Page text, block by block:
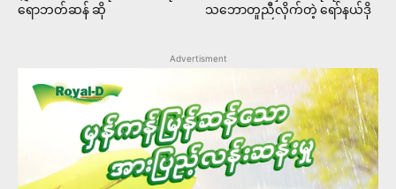
ရောဘတ်ဆန် ဆို
သဘောတူညီလိုက်တဲ့ ရော်နယ်ဒို
Advertisment